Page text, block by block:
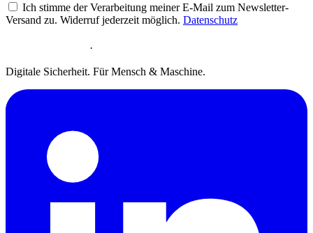
Ich stimme der Verarbeitung meiner E-Mail zum Newsletter-
Versand zu. Widerruf jederzeit möglich. Datenschutz
·
Digitale Sicherheit. Für Mensch & Maschine.